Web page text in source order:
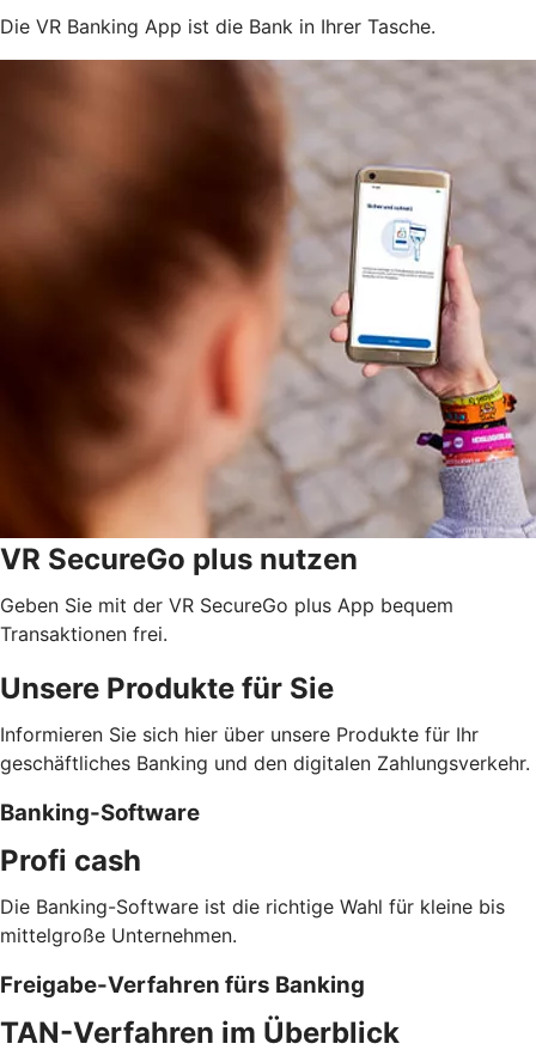
Die VR Banking App ist die Bank in Ihrer Tasche.
VR SecureGo plus nutzen
Geben Sie mit der VR SecureGo plus App bequem
Transaktionen frei.
Unsere Produkte für Sie
Informieren Sie sich hier über unsere Produkte für Ihr
geschäftliches Banking und den digitalen Zahlungsverkehr.
Banking-Software
Profi cash
Die Banking-Software ist die richtige Wahl für kleine bis
mittelgroße Unternehmen.
Freigabe-Verfahren fürs Banking
TAN-Verfahren im Überblick